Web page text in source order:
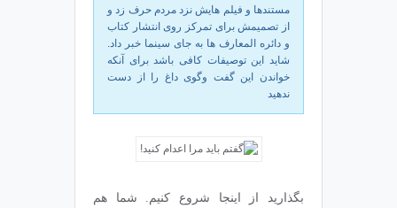
مستندها و فیلم هایش نزد مردم حرف زد و
از تصمیمش برای تمرکز روی انتشار کتاب
و دائره المعارف ها به جای سینما خبر داد.
شاید این توصیفات کافی باشد برای آنکه
خواندن این گفت وگوی داغ را از دست
ندهید
بگذارید از اینجا شروع کنیم. شما هم